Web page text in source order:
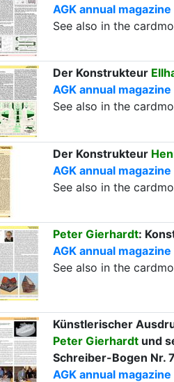
AGK annual magazine
See also in the
Der Konstrukteur
AGK annual magazine
See also in the
Der Konstrukteur
AGK annual magazine
See also in the
Peter Gierhardt:
AGK annual magazine
See also in the
Künstlerischer
Peter Gierhardtund
Schreiber-Bogen Nr.
AGK annual magazine